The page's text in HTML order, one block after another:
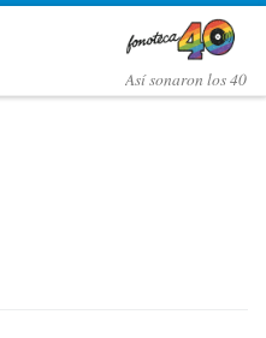
Así­ sonaron los 40